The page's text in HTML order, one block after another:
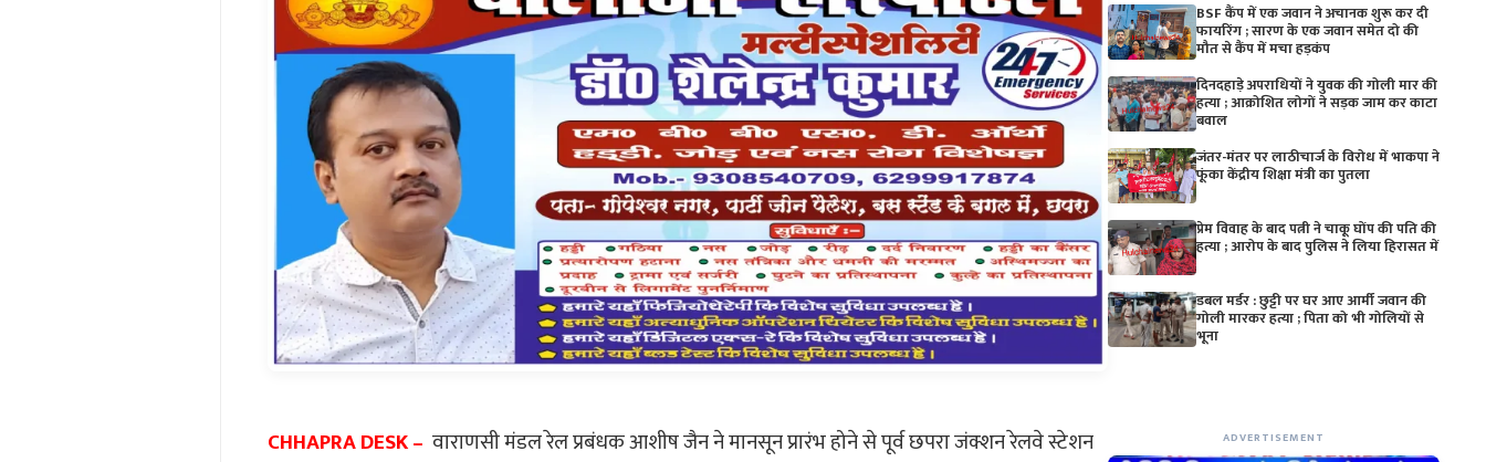
CHHAPRA DESK – वाराणसी मंडल रेल प्रबंधक आशीष जैन ने मानसून प्रारंभ होने से पूर्व छपरा जंक्शन रेलवे स्टेशन
BSF कैंप में एक जवान ने अचानक शुरू कर दी
फायरिंग ; सारण के एक जवान समेत दो की
मौत से कैंप में मचा हड़कंप
दिनदहाड़े अपराधियों ने युवक की गोली मार की
हत्या ; आक्रोशित लोगों ने सड़क जाम कर काटा
बवाल
जंतर-मंतर पर लाठीचार्ज के विरोध में भाकपा ने
फूंका केंद्रीय शिक्षा मंत्री का पुतला
प्रेम विवाह के बाद पत्नी ने चाकू घोंप की पति की
हत्या ; आरोप के बाद पुलिस ने लिया हिरासत में
डबल मर्डर : छुट्टी पर घर आए आर्मी जवान की
गोली मारकर हत्या ; पिता को भी गोलियों से
भूना
ADVERTISEMENT